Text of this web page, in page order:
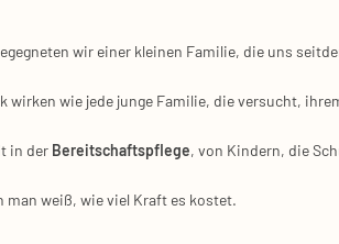
wir einer klei­nen Fami­lie, die uns
wir­ken wie jede jun­ge Fami­lie, die ver­sucht,
in der Bereit­schafts­pfle­ge, von Kin­dern, die
man weiß, wie viel Kraft es kos­tet.